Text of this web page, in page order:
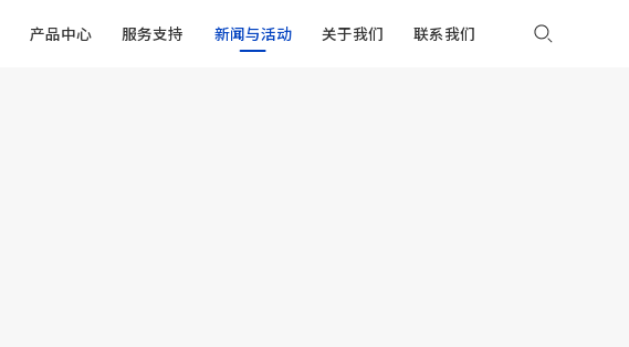
产品中心 服务支持 新闻与活动 关于我们 联系我们